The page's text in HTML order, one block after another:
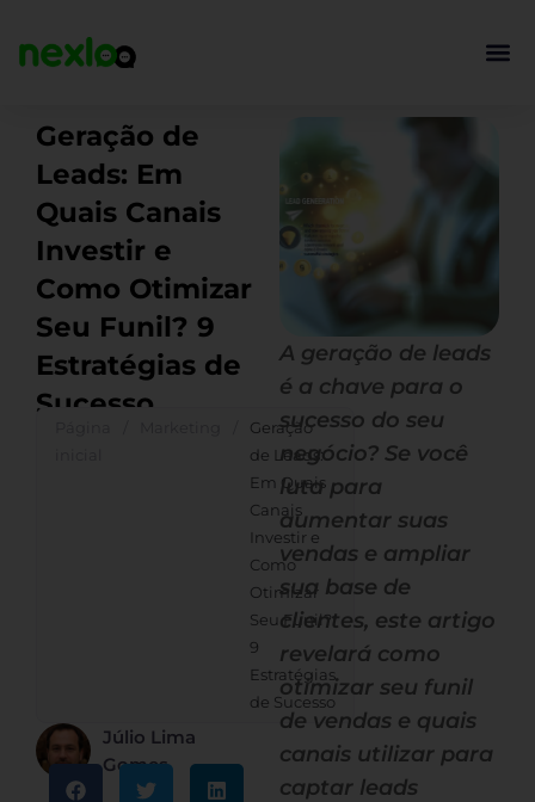
para
Geração de
Leads: Em
Quais Canais
Investir e
Como Otimizar
Seu Funil? 9
Estratégias de
Sucesso
Geração
de Leads:
Em Quais
Canais
Investir e
Como
Otimizar
Seu Funil?
9
Estratégias
de Sucesso
Júlio Lima
Gomes
A geração de leads
é a chave para o
sucesso do seu
negócio? Se você
luta para
aumentar suas
vendas e ampliar
sua base de
clientes, este artigo
revelará como
otimizar seu funil
de vendas e quais
canais utilizar para
captar leads